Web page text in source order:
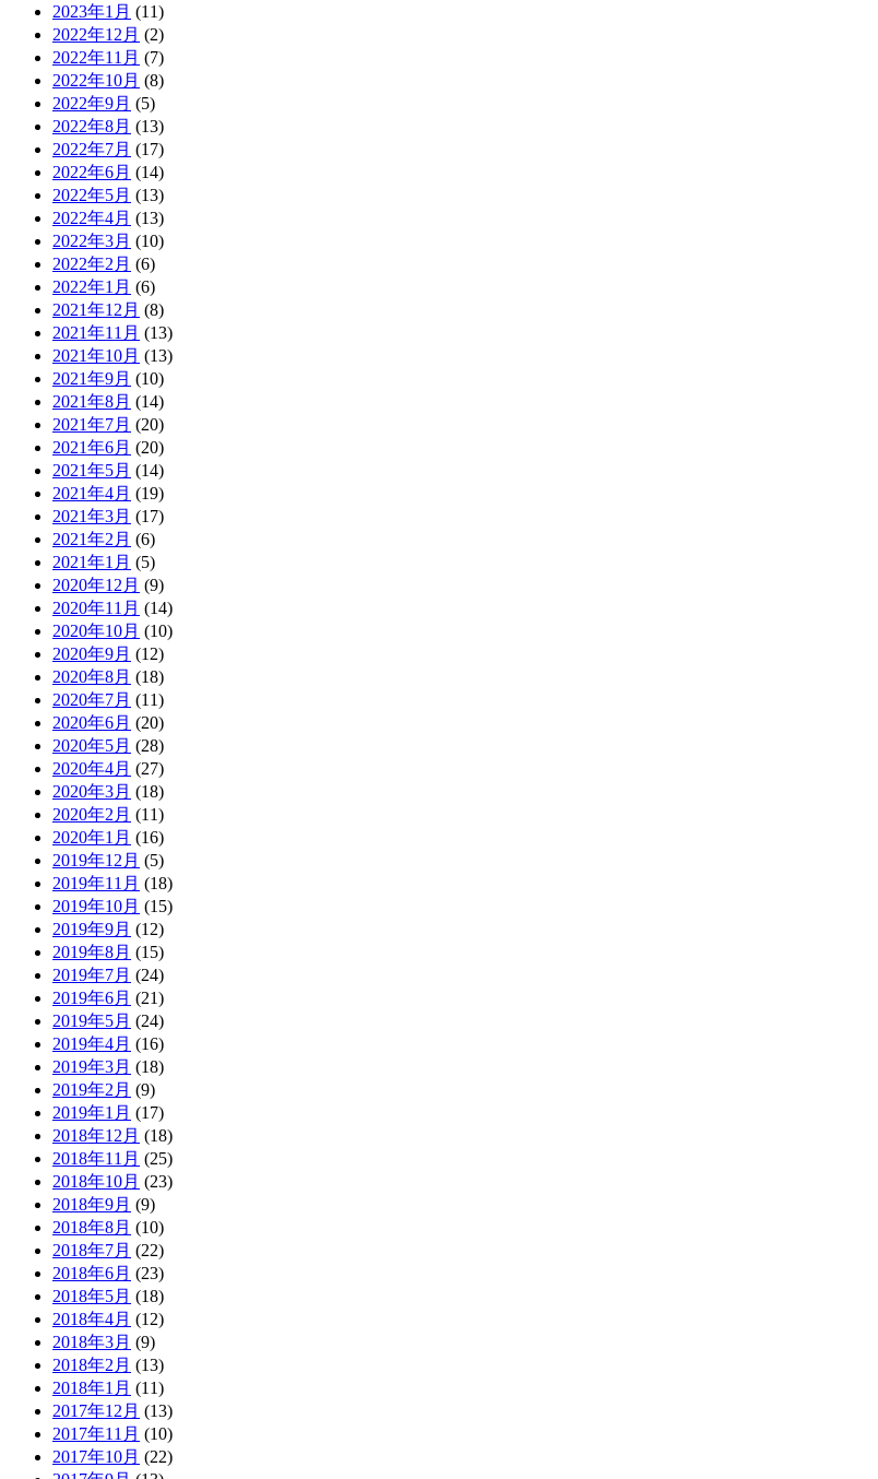
2023年1月 (11)
2022年12月 (2)
2022年11月 (7)
2022年10月 (8)
2022年9月 (5)
2022年8月 (13)
2022年7月 (17)
2022年6月 (14)
2022年5月 (13)
2022年4月 (13)
2022年3月 (10)
2022年2月 (6)
2022年1月 (6)
2021年12月 (8)
2021年11月 (13)
2021年10月 (13)
2021年9月 (10)
2021年8月 (14)
2021年7月 (20)
2021年6月 (20)
2021年5月 (14)
2021年4月 (19)
2021年3月 (17)
2021年2月 (6)
2021年1月 (5)
2020年12月 (9)
2020年11月 (14)
2020年10月 (10)
2020年9月 (12)
2020年8月 (18)
2020年7月 (11)
2020年6月 (20)
2020年5月 (28)
2020年4月 (27)
2020年3月 (18)
2020年2月 (11)
2020年1月 (16)
2019年12月 (5)
2019年11月 (18)
2019年10月 (15)
2019年9月 (12)
2019年8月 (15)
2019年7月 (24)
2019年6月 (21)
2019年5月 (24)
2019年4月 (16)
2019年3月 (18)
2019年2月 (9)
2019年1月 (17)
2018年12月 (18)
2018年11月 (25)
2018年10月 (23)
2018年9月 (9)
2018年8月 (10)
2018年7月 (22)
2018年6月 (23)
2018年5月 (18)
2018年4月 (12)
2018年3月 (9)
2018年2月 (13)
2018年1月 (11)
2017年12月 (13)
2017年11月 (10)
2017年10月 (22)